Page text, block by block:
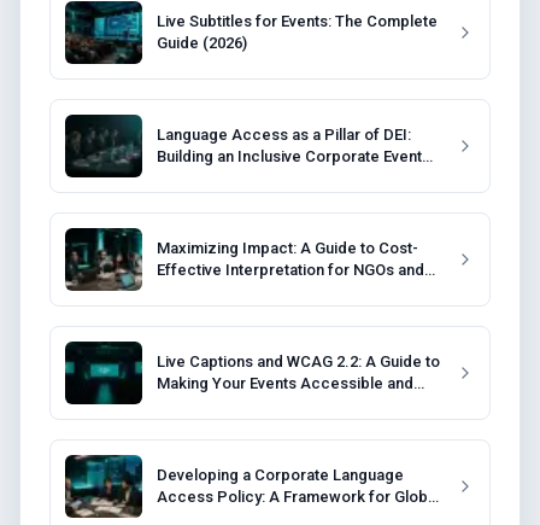
Live Subtitles for Events: The Complete
Guide (2026)
Language Access as a Pillar of DEI:
Building an Inclusive Corporate Event
Maximizing Impact: A Guide to Cost-
Effective Interpretation for NGOs and
Live Captions and WCAG 2.2: A Guide to
Making Your Events Accessible and
Developing a Corporate Language
Access Policy: A Framework for Global